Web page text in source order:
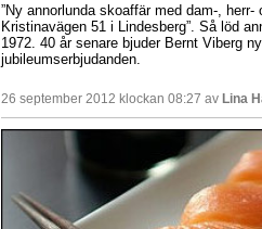
”Ny annorlunda skoaffär med dam-,
Kristinavägen 51 i Lindesberg”. Så löd
1972. 40 år senare bjuder Bernt Viberg
jubileumserbjudanden.
26 september 2012 klockan 08:27 av Lina